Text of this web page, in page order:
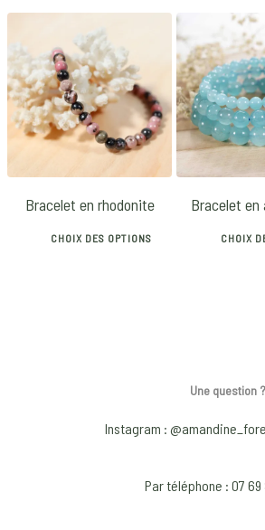
This
product
has
multiple
variants.
The
options
may
be
18€
5.00
Bracelet en rhodonite
CHOIX DES OPTIONS
may
16€
Bracelet
CHOIX
Une question ?
Instagram :
Par téléphone : 07 69